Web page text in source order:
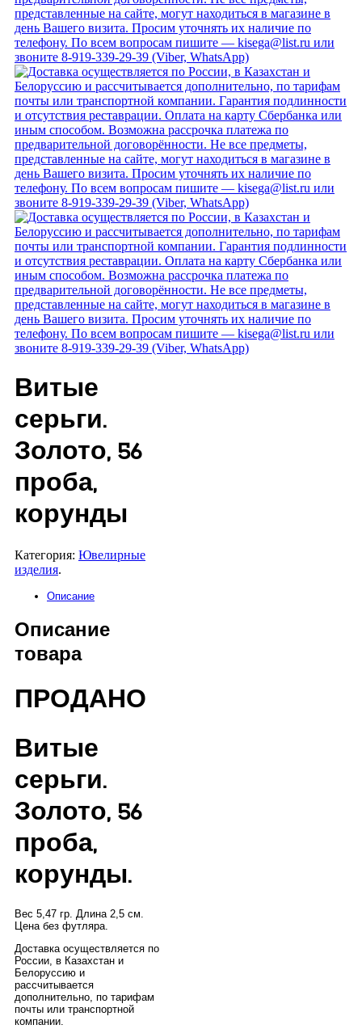
Витые
серьги.
Золото, 56
проба,
корунды
Категория: Ювелирные
изделия.
Описание
Описание
товара
ПРОДАНО
Витые
серьги.
Золото, 56
проба,
корунды.
Вес 5,47 гр. Длина 2,5 см.
Цена без футляра.
Доставка осуществляется по
России, в Казахстан и
Белоруссию и
рассчитывается
дополнительно, по тарифам
почты или транспортной
компании.